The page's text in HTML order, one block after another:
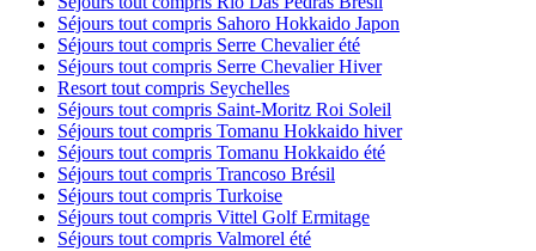
Séjours tout compris Sahoro Hokkaido Japon
Séjours tout compris Serre Chevalier été
Séjours tout compris Serre Chevalier Hiver
Resort tout compris Seychelles
Séjours tout compris Saint-Moritz Roi Soleil
Séjours tout compris Tomanu Hokkaido hiver
Séjours tout compris Tomanu Hokkaido été
Séjours tout compris Trancoso Brésil
Séjours tout compris Turkoise
Séjours tout compris Vittel Golf Ermitage
Séjours tout compris Valmorel été